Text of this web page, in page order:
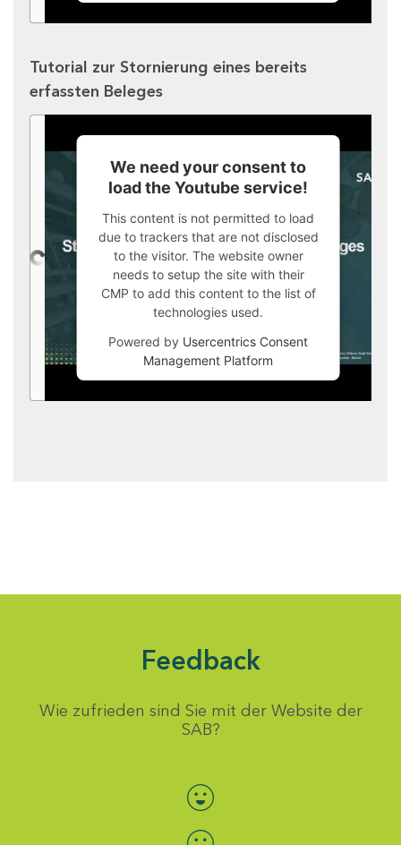
Tutorial zur Stornierung eines bereits
erfassten Beleges
We need your consent to
load the Youtube service!
This content is not permitted to load
due to trackers that are not disclosed
to the visitor. The website owner
needs to setup the site with their
CMP to add this content to the list of
technologies used.
Powered by Usercentrics Consent
Management Platform
Feedback
Wie zufrieden sind Sie mit der Website der
SAB?
Bewertung auswählen